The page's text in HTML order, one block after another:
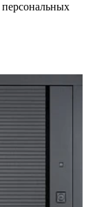
персональных